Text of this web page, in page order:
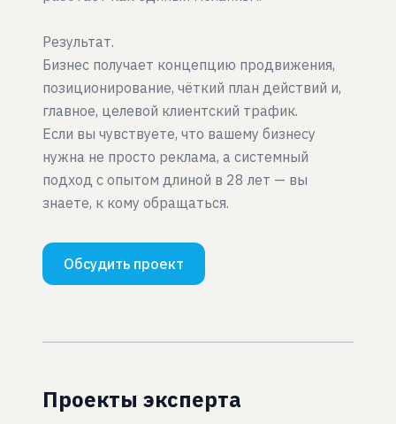
Результат.
Бизнес получает концепцию продвижения,
позиционирование, чёткий план действий и,
главное, целевой клиентский трафик.
Если вы чувствуете, что вашему бизнесу
нужна не просто реклама, а системный
подход с опытом длиной в 28 лет — вы
знаете, к кому обращаться.
Обсудить проект
Проекты эксперта